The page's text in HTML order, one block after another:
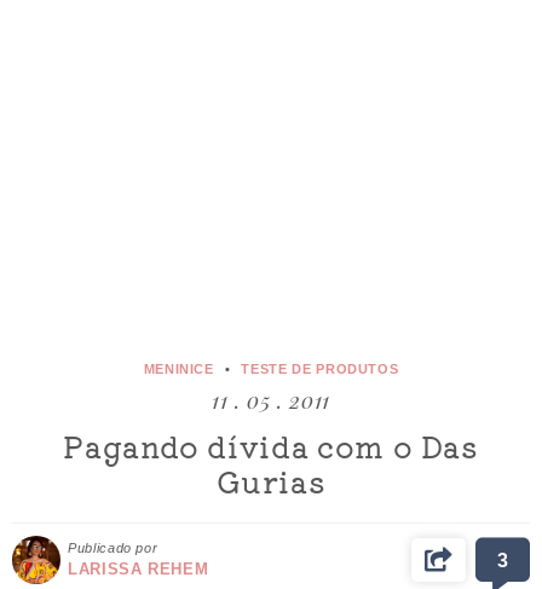
MENINICE TESTE DE PRODUTOS
11 . 05 . 2011
Pagando dívida com o Das
Gurias
Publicado por
LARISSA REHEM 3